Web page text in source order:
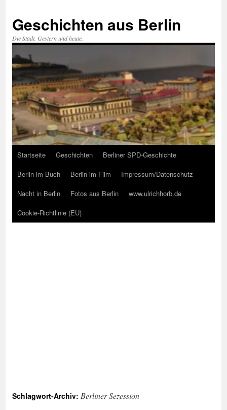
springen
Geschichten aus Berlin
Die Stadt. Gestern und heute.
Startseite Geschichten
Berliner SPD-Geschichte
Berlin im Buch
Berlin im Film
Impressum/Datenschutz
Nacht in Berlin
Fotos aus Berlin
www.ulrichhorb.de
Cookie-Richtlinie (EU)
Schlagwort-Archiv: Berliner Sezession